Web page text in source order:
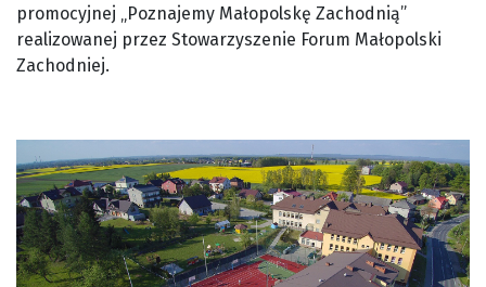
promocyjnej „Poznajemy Małopolskę Zachodnią”
realizowanej przez Stowarzyszenie Forum Małopolski
Zachodniej.